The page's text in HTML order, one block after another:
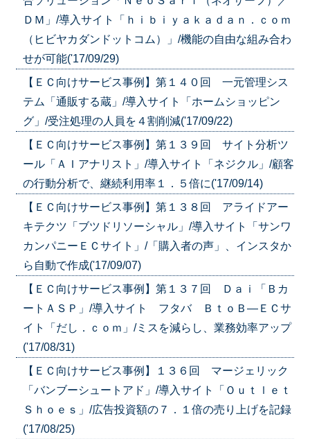
ＤＭ」/導入サイト「ｈｉｂｉｙａｋａｄａｎ．ｃｏｍ
（ヒビヤカダンドットコム）」/機能の自由な組み合わ
せが可能('17/09/29)
【ＥＣ向けサービス事例】第１４０回 一元管理シス
テム「通販する蔵」/導入サイト「ホームショッピン
グ」/受注処理の人員を４割削減('17/09/22)
【ＥＣ向けサービス事例】第１３９回 サイト分析ツ
ール「ＡＩアナリスト」/導入サイト「ネジクル」/顧客
の行動分析で、継続利用率１．５倍に('17/09/14)
【ＥＣ向けサービス事例】第１３８回 アライドアー
キテクツ「ブツドリソーシャル」/導入サイト「サンワ
カンパニーＥＣサイト」/「購入者の声」、インスタか
ら自動で作成('17/09/07)
【ＥＣ向けサービス事例】第１３７回 Ｄａｉ「Ｂカ
ートＡＳＰ」/導入サイト フタバ ＢｔｏＢ―ＥＣサ
イト「だし．ｃｏｍ」/ミスを減らし、業務効率アップ
('17/08/31)
【ＥＣ向けサービス事例】１３６回 マージェリック
「バンブーシュートアド」/導入サイト「Ｏｕｔｌｅｔ
Ｓｈｏｅｓ」/広告投資額の７．１倍の売り上げを記録
('17/08/25)